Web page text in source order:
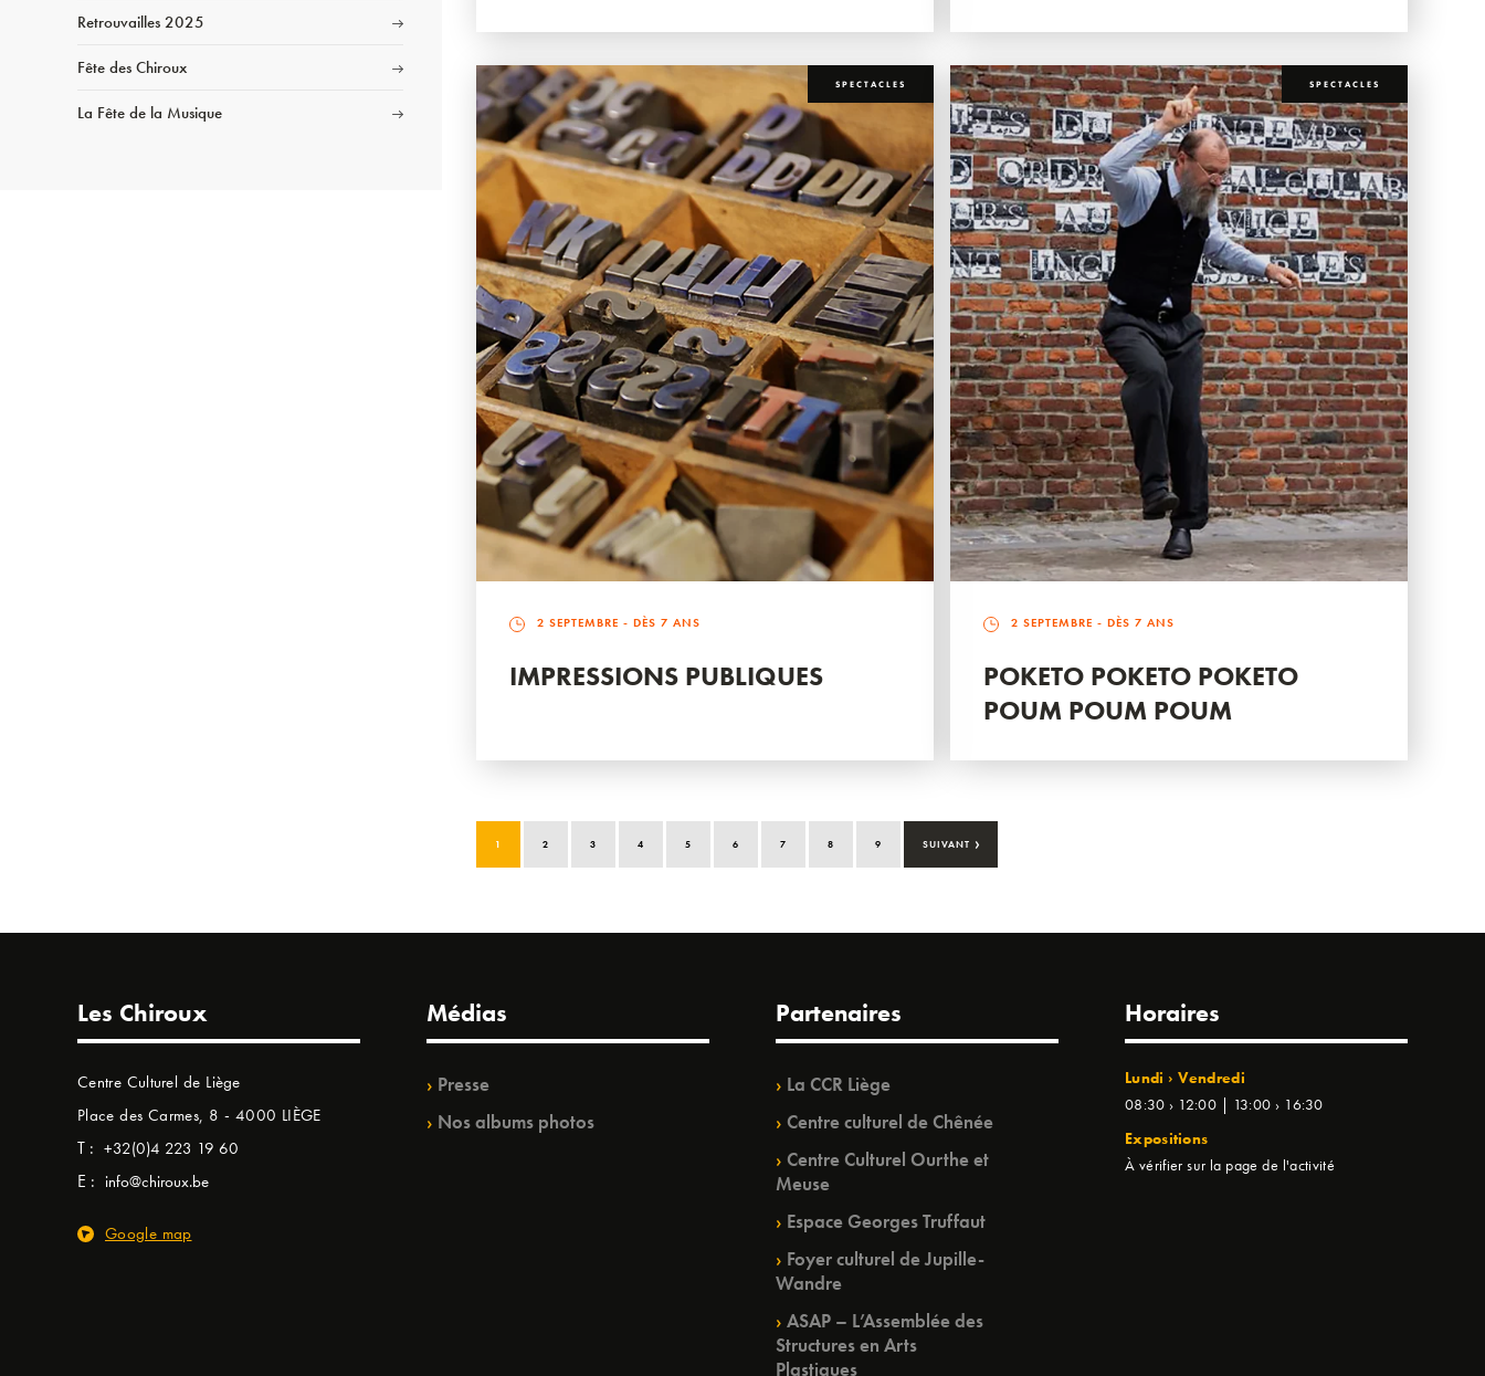
Retrouvailles 2025
Fête des Chiroux
La Fête de la Musique
SPECTACLES
2 SEPTEMBRE - DÈS 7 ANS
IMPRESSIONS PUBLIQUES
SPECTACLES
2 SEPTEMBRE - DÈS 7 ANS
POKETO POKETO POKETO
POUM POUM POUM
1 2 3 4 5 6 7 8 9 SUIVANT ›
Les Chiroux
Centre Culturel de Liège
Place des Carmes, 8 - 4000 LIÈGE
T : +32(0)4 223 19 60
E : info@chiroux.be
Google map
Médias
Presse
Nos albums photos
Partenaires
La CCR Liège
Centre culturel de Chênée
Centre Culturel Ourthe et
Meuse
Espace Georges Truffaut
Foyer culturel de Jupille-
Wandre
ASAP – L’Assemblée des
Structures en Arts
Plastiques
Horaires
Lundi › Vendredi
08:30 › 12:00 | 13:00 › 16:30
Expositions
À vérifier sur la page de l'activité